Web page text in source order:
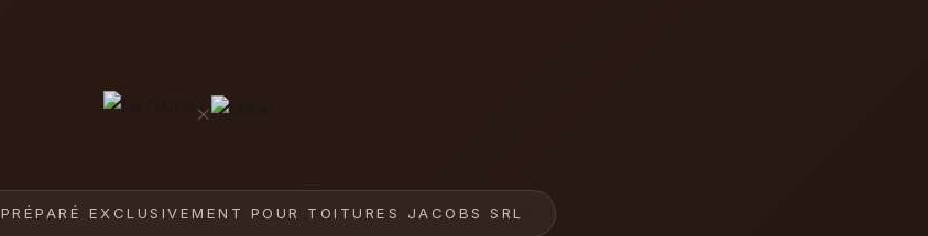
×
PRÉPARÉ EXCLUSIVEMENT POUR TOITURES JACOBS SRL